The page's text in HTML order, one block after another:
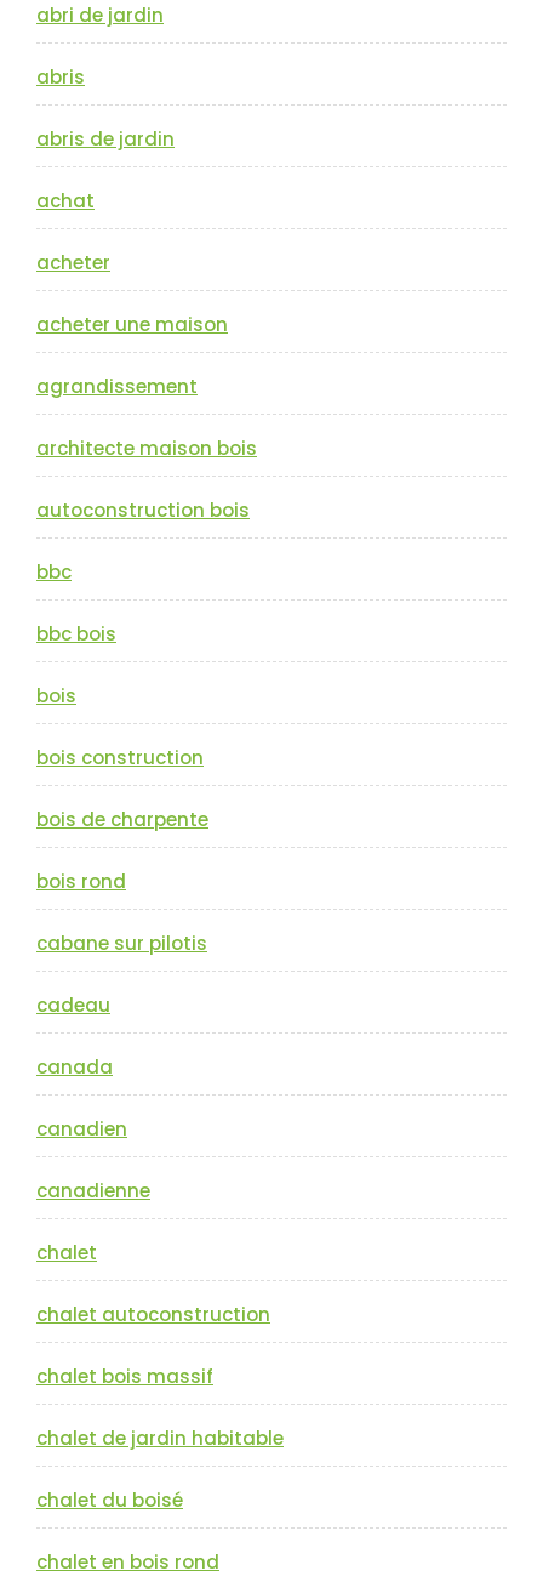
abri de jardin
abris
abris de jardin
achat
acheter
acheter une maison
agrandissement
architecte maison bois
autoconstruction bois
bbc
bbc bois
bois
bois construction
bois de charpente
bois rond
cabane sur pilotis
cadeau
canada
canadien
canadienne
chalet
chalet autoconstruction
chalet bois massif
chalet de jardin habitable
chalet du boisé
chalet en bois rond